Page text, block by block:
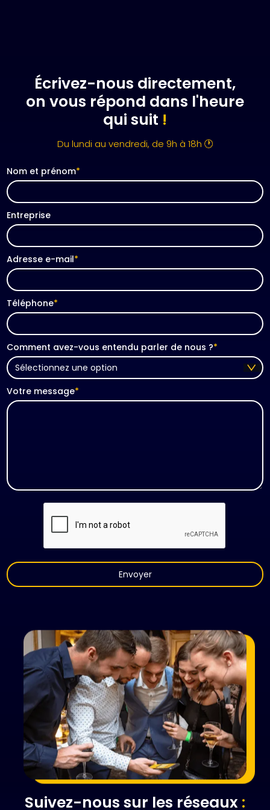
Écrivez-nous directement,
on vous répond dans l'heure
qui suit !
Du lundi au vendredi, de 9h à 18h 🕐
Nom et prénom*
Entreprise
Adresse e-mail*
Téléphone*
Comment avez-vous entendu parler de nous ?*
Votre message*
Suivez-nous sur les réseaux :